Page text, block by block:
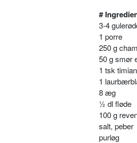
#
3-4
1 porre
250 g
50 g smør
1 tsk timian
1
8 æg
½ dl fløde
100 g
salt, peber
purløg